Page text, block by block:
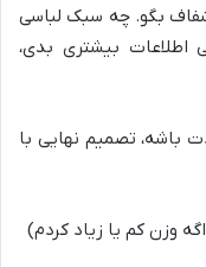
شفاف بگو. چه سبک لباسی
بیشتری بدی،
باشه، تصمیم نهایی با
وزن کم یا زیاد کردم)